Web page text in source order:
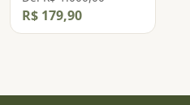
R$ 179,90